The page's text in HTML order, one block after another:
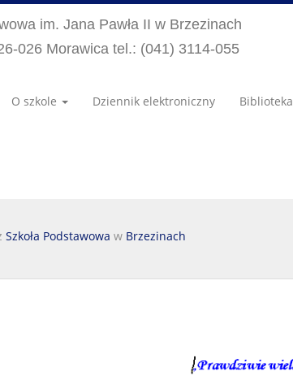
im. Jana Pawła II w Brzezinach
026 Morawica tel.: (041) 3114-055
O szkole Dziennik elektroniczny Biblioteka
Szkoła Podstawowa w Brzezinach